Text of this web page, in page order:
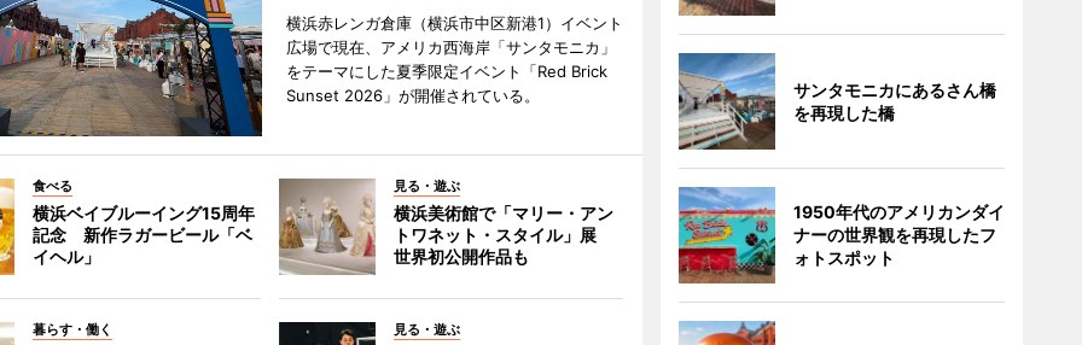
横浜赤レンガ倉庫（横浜市中区新港1）イベント
広場で現在、アメリカ西海岸「サンタモニカ」
をテーマにした夏季限定イベント「Red Brick
Sunset 2026」が開催されている。
食べる
横浜ベイブルーイング15周年
記念 新作ラガービール「ベ
イヘル」
見る・遊ぶ
横浜美術館で「マリー・アン
トワネット・スタイル」展
世界初公開作品も
暮らす・働く 見る・遊ぶ
サンタモニカにあるさん橋
を再現した橋
1950年代のアメリカンダイ
ナーの世界観を再現したフ
ォトスポット